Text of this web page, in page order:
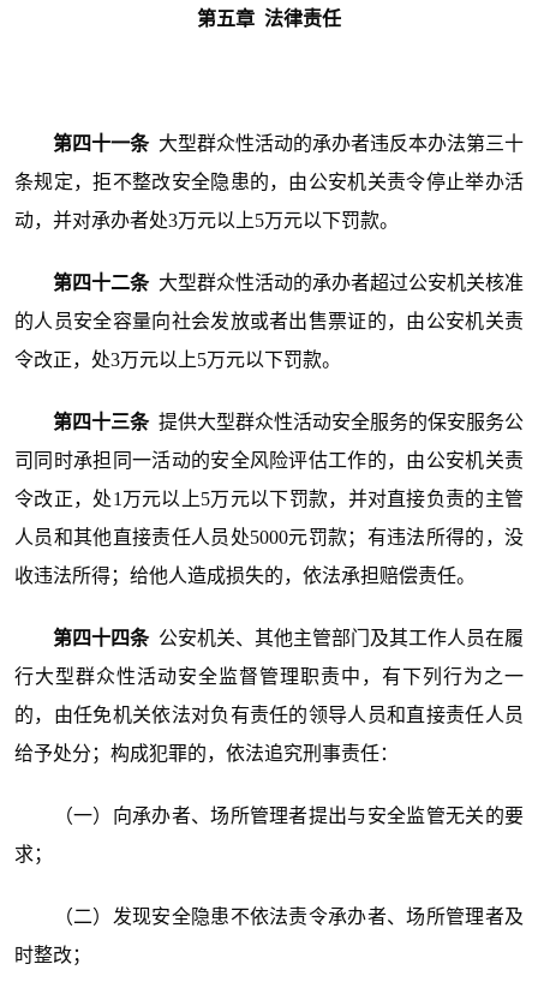
第五章 法律责任
第四十一条 大型群众性活动的承办者违反本办法第三十
条规定，拒不整改安全隐患的，由公安机关责令停止举办活
动，并对承办者处3万元以上5万元以下罚款。
第四十二条大型群众性活动的承办者超过公安机关核准
的人员安全容量向社会发放或者出售票证的，由公安机关责
令改正，处3万元以上5万元以下罚款。
第四十三条 提供大型群众性活动安全服务的保安服务公
司同时承担同一活动的安全风险评估工作的，由公安机关责
令改正，处1万元以上5万元以下罚款，并对直接负责的主管
人员和其他直接责任人员处5000元罚款；有违法所得的，没
收违法所得；给他人造成损失的，依法承担赔偿责任。
第四十四条公安机关、其他主管部门及其工作人员在履
行大型群众性活动安全监督管理职责中，有下列行为之一
的，由任免机关依法对负有责任的领导人员和直接责任人员
给予处分；构成犯罪的，依法追究刑事责任：
（一）向承办者、场所管理者提出与安全监管无关的要
求；
（二）发现安全隐患不依法责令承办者、场所管理者及
时整改；